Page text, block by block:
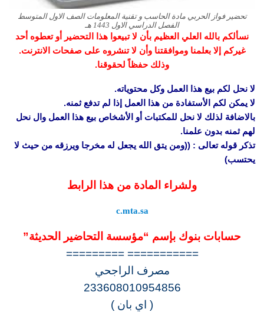
تحضير فواز الحربي مادة الحاسب و تقنية المعلومات الصف الاول المتوسط
الفصل الدراسي الاول 1443 هـ
نسألكم بالله العلي العظيم بأن لا تبيعوا هذا التحضير أو تعطوه أحد
غيركم إلا بعلمنا وموافقتنا وأن لا تنشروه على صفحات الانترنت.
وذلك حفظاً لحقوقنا.
لا نحل لكم بيع هذا العمل وكل محتوياته.
لا يمكن لكم الأستفادة من هذا العمل إذا لم تدفع ثمنه.
بالاضافة لذلك لا نحل للمكتبات أو الأشخاص بيع هذا العمل وال نحل
لهم ثمنه بدون علمنا.
تذكر قوله تعالى : ((ومن يتق الله يجعل له مخرجا ويرزقه من حيث لا
يحتسب)
ولشراء المادة من هذا الرابط
c.mta.sa
حسابات بنوك بإسم “مؤسسة التحاضير الحديثة”
=========== =========
مصرف الراجحي
233608010954856
( اي بان )